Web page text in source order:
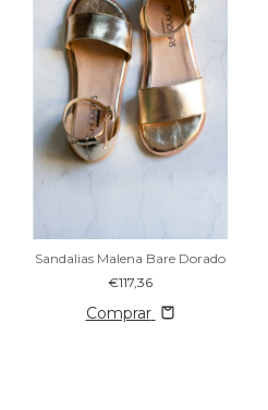
Sandalias Malena Bare Dorado
€117,36
Comprar